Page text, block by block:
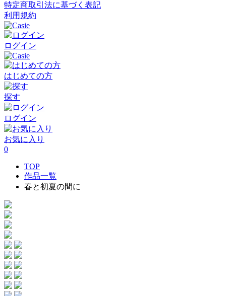
特定商取引法に基づく表記
利用規約
ログイン
はじめての方
探す
ログイン
お気に入り
0
TOP
作品一覧
春と初夏の間に